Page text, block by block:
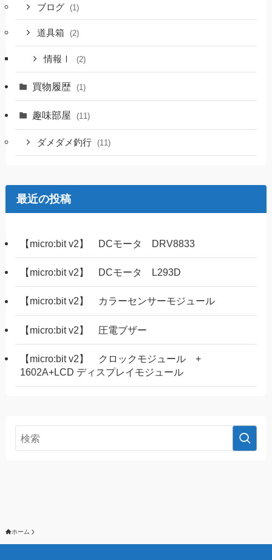
ブログ (1)
道具箱 (2)
情報Ⅰ (2)
買物履歴 (1)
趣味部屋 (11)
ダメダメ釣行 (11)
最近の投稿
【micro:bit v2】 DCモータ DRV8833
【micro:bit v2】 DCモータ L293D
【micro:bit v2】 カラーセンサーモジュール
【micro:bit v2】 圧電ブザー
【micro:bit v2】 クロックモジュール +
1602A+LCD ディスプレイモジュール
ホーム